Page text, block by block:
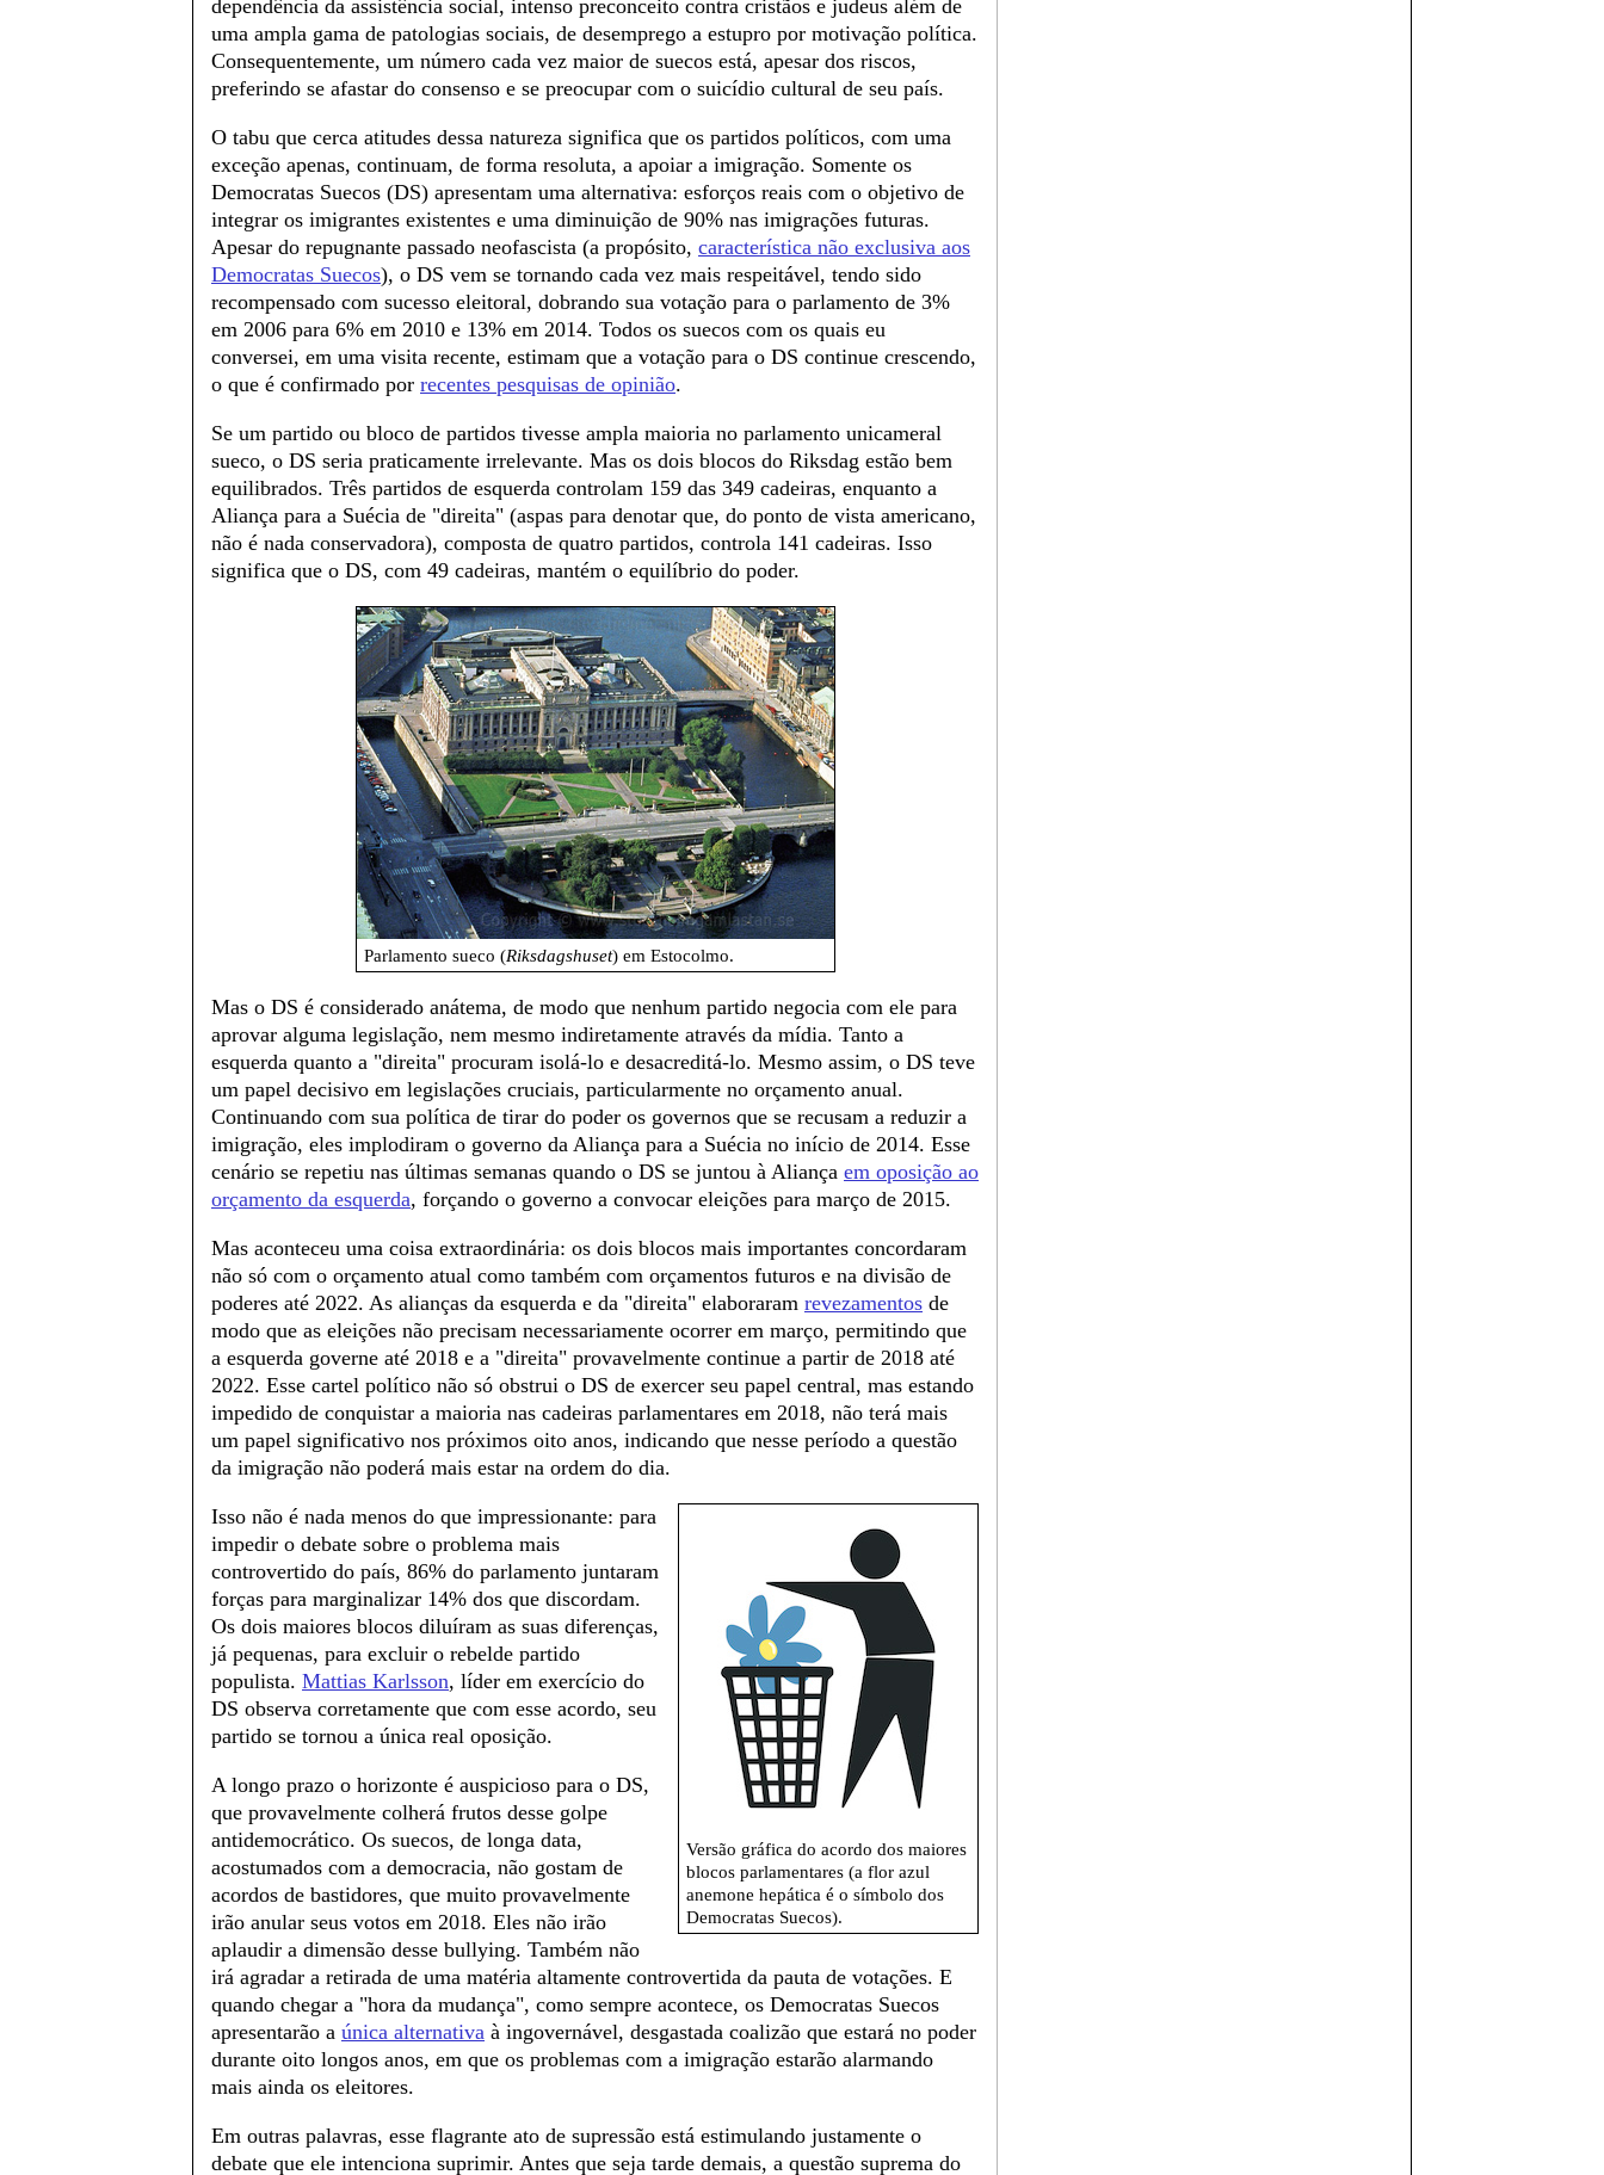
dependência da assistência social, intenso preconceito contra cristãos e judeus além de
uma ampla gama de patologias sociais, de desemprego a estupro por motivação política.
Consequentemente, um número cada vez maior de suecos está, apesar dos riscos,
preferindo se afastar do consenso e se preocupar com o suicídio cultural de seu país.
O tabu que cerca atitudes dessa natureza significa que os partidos políticos, com uma
exceção apenas, continuam, de forma resoluta, a apoiar a imigração. Somente os
Democratas Suecos (DS) apresentam uma alternativa: esforços reais com o objetivo de
integrar os imigrantes existentes e uma diminuição de 90% nas imigrações futuras.
Apesar do repugnante passado neofascista (a propósito, característica não exclusiva aos
Democratas Suecos), o DS vem se tornando cada vez mais respeitável, tendo sido
recompensado com sucesso eleitoral, dobrando sua votação para o parlamento de 3%
em 2006 para 6% em 2010 e 13% em 2014. Todos os suecos com os quais eu
conversei, em uma visita recente, estimam que a votação para o DS continue crescendo,
o que é confirmado por recentes pesquisas de opinião.
Se um partido ou bloco de partidos tivesse ampla maioria no parlamento unicameral
sueco, o DS seria praticamente irrelevante. Mas os dois blocos do Riksdag estão bem
equilibrados. Três partidos de esquerda controlam 159 das 349 cadeiras, enquanto a
Aliança para a Suécia de "direita" (aspas para denotar que, do ponto de vista americano,
não é nada conservadora), composta de quatro partidos, controla 141 cadeiras. Isso
significa que o DS, com 49 cadeiras, mantém o equilíbrio do poder.
Parlamento sueco (Riksdagshuset) em Estocolmo.
Mas o DS é considerado anátema, de modo que nenhum partido negocia com ele para
aprovar alguma legislação, nem mesmo indiretamente através da mídia. Tanto a
esquerda quanto a "direita" procuram isolá-lo e desacreditá-lo. Mesmo assim, o DS teve
um papel decisivo em legislações cruciais, particularmente no orçamento anual.
Continuando com sua política de tirar do poder os governos que se recusam a reduzir a
imigração, eles implodiram o governo da Aliança para a Suécia no início de 2014. Esse
cenário se repetiu nas últimas semanas quando o DS se juntou à Aliança em oposição ao
orçamento da esquerda, forçando o governo a convocar eleições para março de 2015.
Mas aconteceu uma coisa extraordinária: os dois blocos mais importantes concordaram
não só com o orçamento atual como também com orçamentos futuros e na divisão de
poderes até 2022. As alianças da esquerda e da "direita" elaboraram revezamentos de
modo que as eleições não precisam necessariamente ocorrer em março, permitindo que
a esquerda governe até 2018 e a "direita" provavelmente continue a partir de 2018 até
2022. Esse cartel político não só obstrui o DS de exercer seu papel central, mas estando
impedido de conquistar a maioria nas cadeiras parlamentares em 2018, não terá mais
um papel significativo nos próximos oito anos, indicando que nesse período a questão
da imigração não poderá mais estar na ordem do dia.
Versão gráfica do acordo dos maiores
blocos parlamentares (a flor azul
anemone hepática é o símbolo dos
Democratas Suecos).
Isso não é nada menos do que impressionante: para
impedir o debate sobre o problema mais
controvertido do país, 86% do parlamento juntaram
forças para marginalizar 14% dos que discordam.
Os dois maiores blocos diluíram as suas diferenças,
já pequenas, para excluir o rebelde partido
populista. Mattias Karlsson, líder em exercício do
DS observa corretamente que com esse acordo, seu
partido se tornou a única real oposição.
A longo prazo o horizonte é auspicioso para o DS,
que provavelmente colherá frutos desse golpe
antidemocrático. Os suecos, de longa data,
acostumados com a democracia, não gostam de
acordos de bastidores, que muito provavelmente
irão anular seus votos em 2018. Eles não irão
aplaudir a dimensão desse bullying. Também não
irá agradar a retirada de uma matéria altamente controvertida da pauta de votações. E
quando chegar a "hora da mudança", como sempre acontece, os Democratas Suecos
apresentarão a única alternativa à ingovernável, desgastada coalizão que estará no poder
durante oito longos anos, em que os problemas com a imigração estarão alarmando
mais ainda os eleitores.
Em outras palavras, esse flagrante ato de supressão está estimulando justamente o
debate que ele intenciona suprimir. Antes que seja tarde demais, a questão suprema do